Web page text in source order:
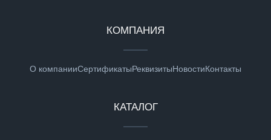
КОМПАНИЯ
О компанииСертификатыРеквизитыНовостиКонтакты
КАТАЛОГ